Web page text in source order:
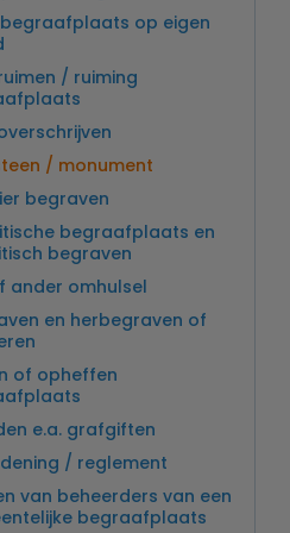
op eigen
/ ruiming
/ monument
begraven
begraafplaats en
begraven
ander omhulsel
en herbegraven of
of opheffen
e.a. grafgiften
/ reglement
van beheerders van een
begraafplaats